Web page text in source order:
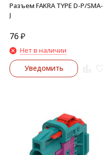
Разъем FAKRA TYPE D-P/SMA-
J
76₽
Нет в наличии
Уведомить